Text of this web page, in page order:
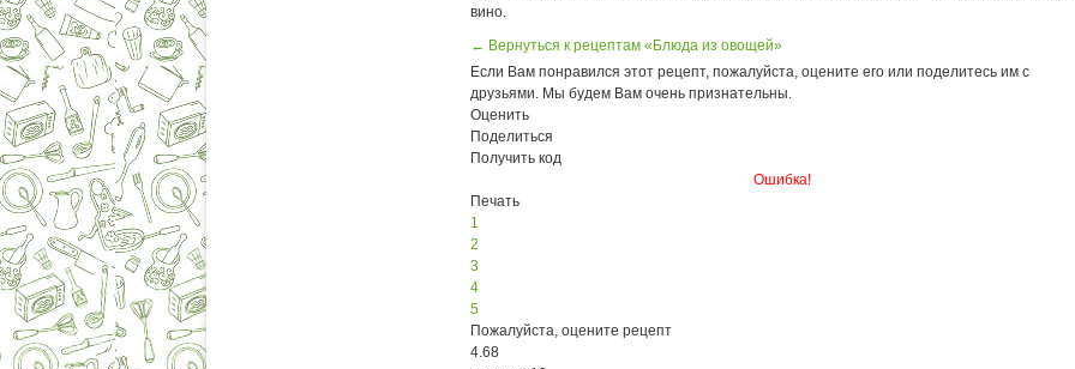
вино.
← Вернуться к рецептам «Блюда из овощей»
Если Вам понравился этот рецепт, пожалуйста, оцените его или поделитесь им с
друзьями. Мы будем Вам очень признательны.
Оценить
Поделиться
Получить код
Ошибка!
Печать
1
2
3
4
5
Пожалуйста, оцените рецепт
4.68